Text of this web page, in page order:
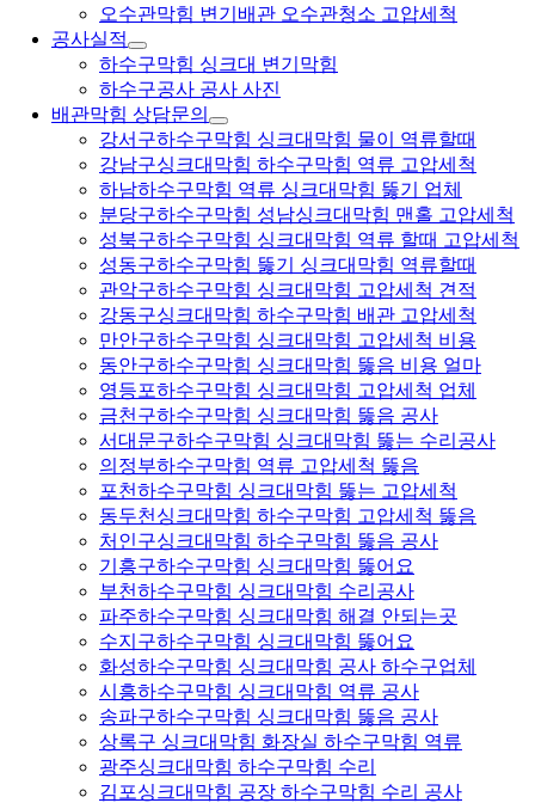
오수관막힘 변기배관 오수관청소 고압세척
공사실적
하수구막힘 싱크대 변기막힘
하수구공사 공사 사진
배관막힘 상담문의
강서구하수구막힘 싱크대막힘 물이 역류할때
강남구싱크대막힘 하수구막힘 역류 고압세척
하남하수구막힘 역류 싱크대막힘 뚫기 업체
분당구하수구막힘 성남싱크대막힘 맨홀 고압세척
성북구하수구막힘 싱크대막힘 역류 할때 고압세척
성동구하수구막힘 뚫기 싱크대막힘 역류할때
관악구하수구막힘 싱크대막힘 고압세척 견적
강동구싱크대막힘 하수구막힘 배관 고압세척
만안구하수구막힘 싱크대막힘 고압세척 비용
동안구하수구막힘 싱크대막힘 뚫음 비용 얼마
영등포하수구막힘 싱크대막힘 고압세척 업체
금천구하수구막힘 싱크대막힘 뚫음 공사
서대문구하수구막힘 싱크대막힘 뚫는 수리공사
의정부하수구막힘 역류 고압세척 뚫음
포천하수구막힘 싱크대막힘 뚫는 고압세척
동두천싱크대막힘 하수구막힘 고압세척 뚫음
처인구싱크대막힘 하수구막힘 뚫음 공사
기흥구하수구막힘 싱크대막힘 뚫어요
부천하수구막힘 싱크대막힘 수리공사
파주하수구막힘 싱크대막힘 해결 안되는곳
수지구하수구막힘 싱크대막힘 뚫어요
화성하수구막힘 싱크대막힘 공사 하수구업체
시흥하수구막힘 싱크대막힘 역류 공사
송파구하수구막힘 싱크대막힘 뚫음 공사
상록구 싱크대막힘 화장실 하수구막힘 역류
광주싱크대막힘 하수구막힘 수리
김포싱크대막힘 공장 하수구막힘 수리 공사